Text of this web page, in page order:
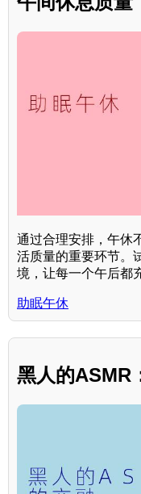
通过合理安排，午休
活质量的重要环节。
境，让每一个午后都
助眠午休
黑人的ASMR